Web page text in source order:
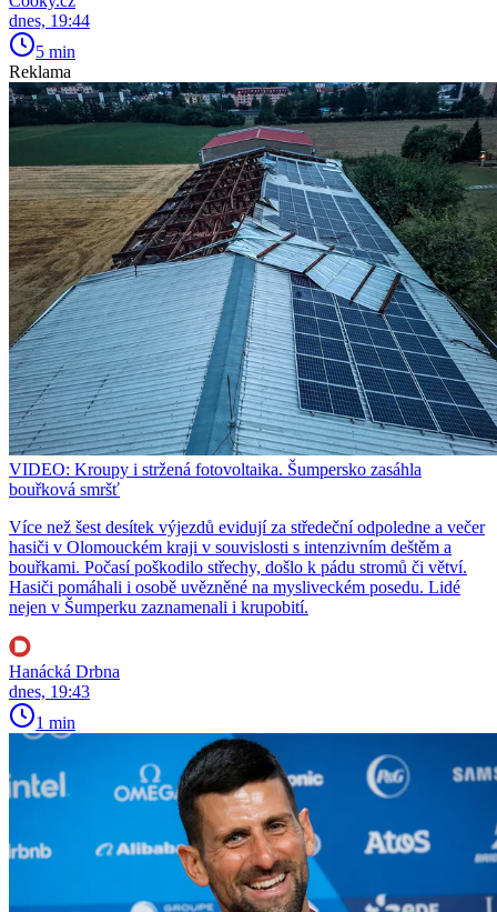
dnes, 19:44
5 min
Reklama
VIDEO: Kroupy i stržená fotovoltaika. Šumpersko zasáhla
bouřková smršť
Více než šest desítek výjezdů evidují za středeční odpoledne a večer
hasiči v Olomouckém kraji v souvislosti s intenzivním deštěm a
bouřkami. Počasí poškodilo střechy, došlo k pádu stromů či větví.
Hasiči pomáhali i osobě uvězněné na mysliveckém posedu. Lidé
nejen v Šumperku zaznamenali i krupobití.
Hanácká Drbna
dnes, 19:43
1 min